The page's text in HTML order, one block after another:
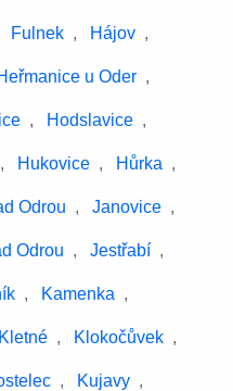
Fulnek , Hájov ,
u Oder ,
, Hodslavice ,
, Hukovice , Hůrka ,
Odrou , Janovice ,
Odrou , Jestřabí ,
, Kamenka ,
Kletné , Klokočůvek ,
, Kujavy ,